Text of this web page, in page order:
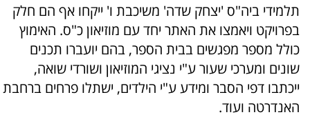
תלמידי ביה"ס 'יצחק שדה' משיכבת ו' ייקחו אף הם חלק
בפרויקט ויאמצו את האתר יחד עם מוזיאון כ"ס. האימוץ
כולל מספר מפגשים בבית הספר, בהם יועברו תכנים
שונים ומערכי שעור ע"י נציגי המוזיאון ושורדי שואה,
ייכתבו דפי הסבר ומידע ע"י הילדים, ישתלו פרחים ברחבת
האנדרטה ועוד.